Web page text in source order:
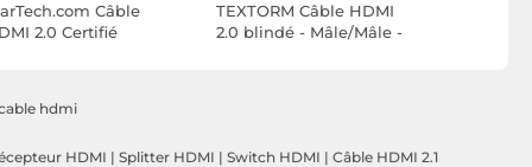
Câble
2.0 Certifié
TEXTORM Câble HDMI
2.0 blindé - Mâle/Mâle -
hdmi
HDMI | Splitter HDMI | Switch HDMI | Câble HDMI 2.1